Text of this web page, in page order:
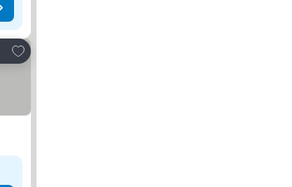
Adicionar aos favoritos